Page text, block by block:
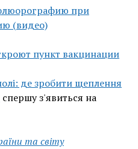
при
(видео)
пункт вакцинации
де зробити щеплення
спершу з'явиться на
та світу